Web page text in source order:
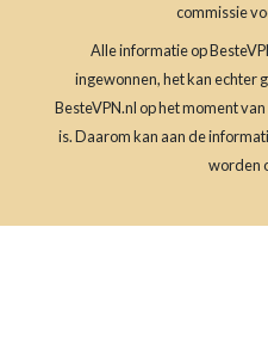
commissie
Alle informatie op
ingewonnen, het kan echter
BesteVPN.nl op het moment
is. Daarom kan aan de
worden